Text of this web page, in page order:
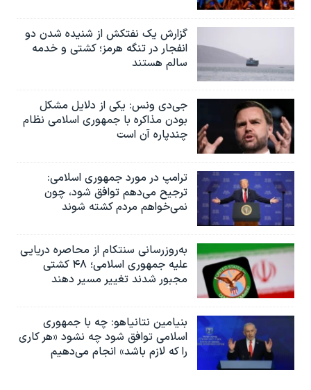
گزارش یک نفتکش از شنیده شدن دو
انفجار در تنگه هرمز؛ کشتی و خدمه
سالم هستند
جی‌دی ونس: یکی از دلایل مشکل
بودن مذاکره با جمهوری اسلامی نظام
چندپاره آن است
ترامپ در مورد جمهوری اسلامی:
ترجیح می‌دهم توافق شود، چون
نمی‌خواهم مردم کشته شوند
به‌روزرسانی سنتکام از محاصره دریایی
علیه جمهوری اسلامی؛ ۴۸ کشتی
مجبور شدند تغییر مسیر دهند
بنیامین نتانیاهو: چه با جمهوری
اسلامی توافق شود چه نشود «هر کاری
را که لازم باشد» انجام می‌دهیم